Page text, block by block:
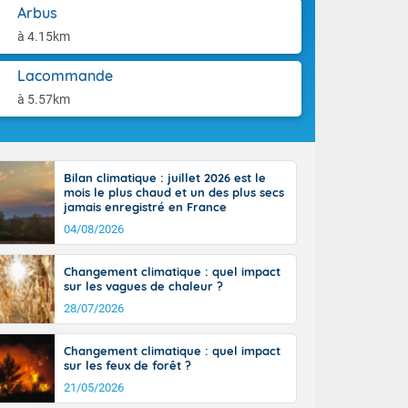
Arbus
à 4.15km
Lacommande
à 5.57km
moins
25 à 30
35 degrés
jusque
la Corse.
Pyrénées,
marge de
de la
En soirée,
sur
22 à 24,
sur le
hors côtes
38 ou 39
Bilan climatique : juillet 2026 est le
mois le plus chaud et un des plus secs
jamais enregistré en France
04/08/2026
Changement climatique : quel impact
sur les vagues de chaleur ?
28/07/2026
Changement climatique : quel impact
sur les feux de forêt ?
21/05/2026